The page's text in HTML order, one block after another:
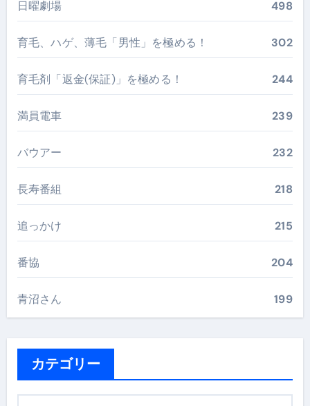
日曜劇場 498
育毛、ハゲ、薄毛「男性」を極める！ 302
育毛剤「返金(保証)」を極める！ 244
満員電車 239
バウアー 232
長寿番組 218
追っかけ 215
番協 204
青沼さん 199
カテゴリー